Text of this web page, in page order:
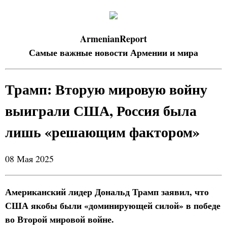
ArmenianReport
Самые важные новости Армении и мира
Трамп: Вторую мировую войну
выиграли США, Россия была
лишь «решающим фактором»
08 Мая 2025
Американский лидер Дональд Трамп заявил, что
США якобы были «доминирующей силой» в победе
во Второй мировой войне.